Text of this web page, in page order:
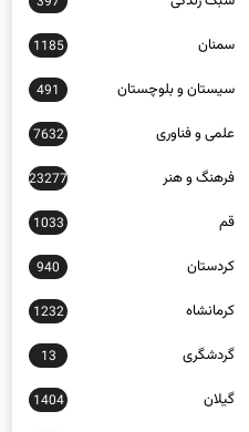
سمنان 1185
سیستان و بلوچستان 491
علمی و فناوری 7632
فرهنگ و هنر 23277
قم 1033
کردستان 940
کرمانشاه 1232
گردشگری 13
گیلان 1404
مازندران 897